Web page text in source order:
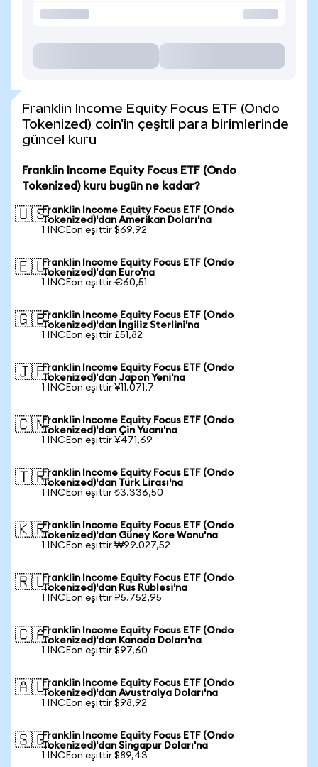
Franklin Income Equity Focus ETF (Ondo
Tokenized) coin'in çeşitli para birimlerinde
güncel kuru
Franklin Income Equity Focus ETF (Ondo
Tokenized) kuru bugün ne kadar?
🇺🇸Franklin Income Equity Focus ETF (Ondo
Tokenized)'dan Amerikan Doları'na
1 INCEon eşittir $69,92
🇪🇺Franklin Income Equity Focus ETF (Ondo
Tokenized)'dan Euro'na
1 INCEon eşittir €60,51
🇬🇧Franklin Income Equity Focus ETF (Ondo
Tokenized)'dan İngiliz Sterlini'na
1 INCEon eşittir £51,82
🇯🇵Franklin Income Equity Focus ETF (Ondo
Tokenized)'dan Japon Yeni'na
1 INCEon eşittir ¥11.071,7
🇨🇳Franklin Income Equity Focus ETF (Ondo
Tokenized)'dan Çin Yuanı'na
1 INCEon eşittir ¥471,69
🇹🇷Franklin Income Equity Focus ETF (Ondo
Tokenized)'dan Türk Lirası'na
1 INCEon eşittir ₺3.336,50
🇰🇷Franklin Income Equity Focus ETF (Ondo
Tokenized)'dan Güney Kore Wonu'na
1 INCEon eşittir ₩99.027,52
🇷🇺Franklin Income Equity Focus ETF (Ondo
Tokenized)'dan Rus Rublesi'na
1 INCEon eşittir ₽5.752,95
🇨🇦Franklin Income Equity Focus ETF (Ondo
Tokenized)'dan Kanada Doları'na
1 INCEon eşittir $97,60
🇦🇺Franklin Income Equity Focus ETF (Ondo
Tokenized)'dan Avustralya Doları'na
1 INCEon eşittir $98,92
🇸🇬Franklin Income Equity Focus ETF (Ondo
Tokenized)'dan Singapur Doları'na
1 INCEon eşittir $89,43